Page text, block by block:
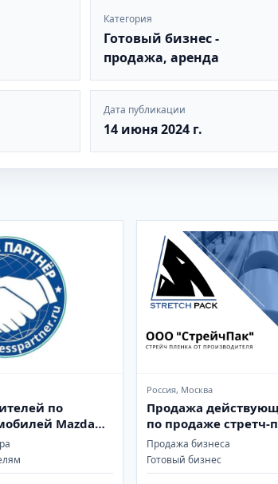
Категория
Готовый бизнес -
продажа, аренда
Дата публикации
14 июня 2024 г.
по
Mazda
Россия, Москва
Продажа
по продаже стретч-
Продажа бизнеса
Готовый бизнес